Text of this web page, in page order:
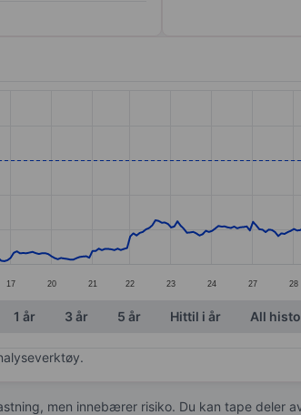
17 20 21 22 23 24 27 28
1 år 3 år 5 år Hittil i år All
men innebærer risiko. Du kan tape deler